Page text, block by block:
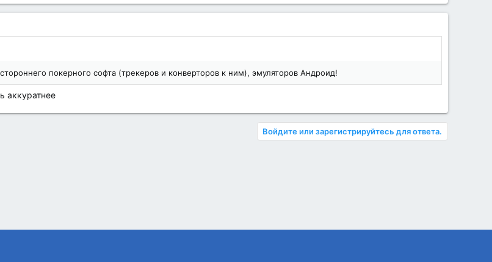
покерного софта (трекеров и конверторов к ним), эмуляторов Андроид!
аккуратнее
Войдите или зарегистрируйтесь для ответа.